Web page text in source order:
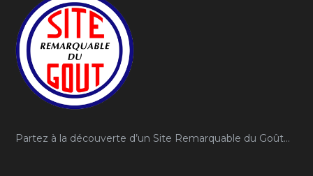
Partez à la découverte d’un Site Remarquable du Goût…